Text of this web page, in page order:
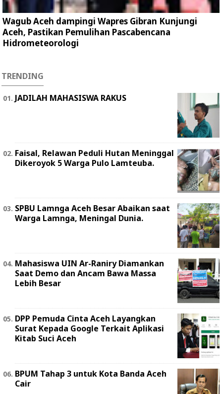
Wagub Aceh dampingi Wapres Gibran Kunjungi
Aceh, Pastikan Pemulihan Pascabencana
Hidrometeorologi
TRENDING
JADILAH MAHASISWA RAKUS
Faisal, Relawan Peduli Hutan Meninggal
Dikeroyok 5 Warga Pulo Lamteuba.
SPBU Lamnga Aceh Besar Abaikan saat
Warga Lamnga, Meningal Dunia.
Mahasiswa UIN Ar-Raniry Diamankan
Saat Demo dan Ancam Bawa Massa
Lebih Besar
DPP Pemuda Cinta Aceh Layangkan
Surat Kepada Google Terkait Aplikasi
Kitab Suci Aceh
BPUM Tahap 3 untuk Kota Banda Aceh
Cair